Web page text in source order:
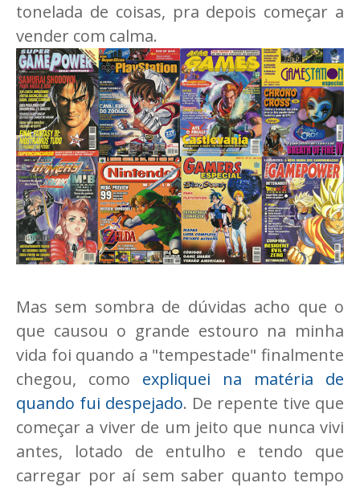
tonelada de coisas, pra depois começar a
vender com calma.
Mas sem sombra de dúvidas acho que o
que causou o grande estouro na minha
vida foi quando a "tempestade" finalmente
chegou, como expliquei na matéria de
quando fui despejado. De repente tive que
começar a viver de um jeito que nunca vivi
antes, lotado de entulho e tendo que
carregar por aí sem saber quanto tempo